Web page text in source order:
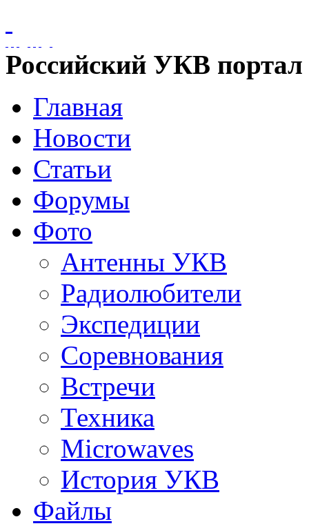
Российский УКВ портал
Главная
Новости
Статьи
Форумы
Фото
Антенны УКВ
Радиолюбители
Экспедиции
Соревнования
Встречи
Техника
Microwaves
История УКВ
Файлы